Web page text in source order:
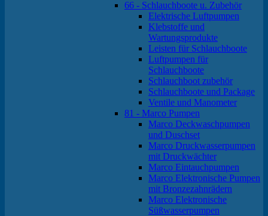
66 - Schlauchboote u. Zubehör
Elektrische Luftpumpen
Klebstoffe und
Wartungsprodukte
Leisten für Schlauchboote
Luftpumpen für
Schlauchboote
Schlauchboot zubehör
Schlauchboote und Package
Ventile und Manometer
81 - Marco Pumpen
Marco Deckwaschpumpen
und Duschset
Marco Druckwasserpumpen
mit Druckwächter
Marco Eintauchpumpen
Marco Elektronische Pumpen
mit Bronzezahnrädern
Marco Elektronische
Süßwasserpumpen